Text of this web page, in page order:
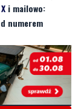
Chcecie
Czekamy na
się z naszą